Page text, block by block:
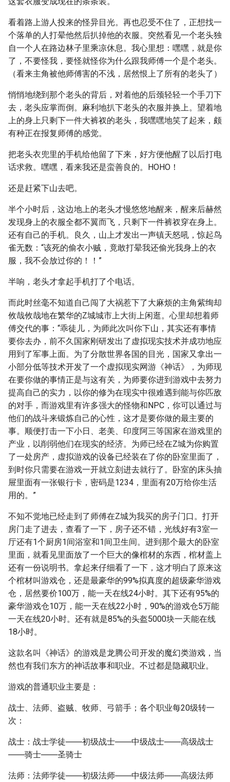
看着路上游人投来的怪异目光。再也忍受不住了，正想找一
个落单的人打晕他然后扒掉他的衣服。突然看见一个老头独
自一个人在路边林子里乘凉休息。我心里想：嘿嘿，就是你
了，不要怪我，要怪就怪你为什么跟我师傅一个是个老头。
（看来主角被他师傅害的不浅，居然恨上了所有的老头了）
悄悄地绕到那个老头的背后，对着他的后颈轻轻一个手刀下
去，老头应掌而倒。麻利地扒下老头的衣服并换上。望着地
上的身上只剩下一件大裤衩的老头，我嘿嘿地笑了起来，颇
有种正在报复师傅的感觉。
把老头衣兜里的手机给他留了下来，好方便他醒了以后打电
话求救。嘿嘿，看来我还是蛮善良的。HOHO！
还是赶紧下山去吧。
半个小时后，这边地上的老头才慢悠悠地醒来，醒来后赫然
发现身上的衣服全都不翼而飞，只剩下一件裤衩穿在身上。
还有自己的手机。良久，山上才发出一声镇天怒吼，惊起鸟
雀无数：“该死的偷衣小贼，竟敢打晕我还偷光我身上的衣
服，我不会放过你的！！”
半响，老头才拿起手机打了个电话。
而此时丝毫不知道自己闯了大祸惹下了大麻烦的主角紫绚却
攸哉攸哉地在繁华的Z城城市上大街上闲逛。心里却想着师
傅交代的事：“乖徒儿，为师此次叫你下山，其实还有事情
要你去办，前不久国家刚研发出了虚拟现实技术并成功地应
用到了军事上面。为了分散世界各国的目光，国家又拿出一
小部分低等技术开发了一个虚拟现实网游《神话》，为师现
在要你做的事情正是与这有关，为师要你进到游戏中去努力
提高自己的实力，以你的修为在现实中很难遇到能与你匹敌
的对手，而游戏里有许多强大的怪物和NPC，你可以通过与
他们的战斗来锻炼自己的心性，这才是要你做的最主要的
事。顺便打击一下小日、老美、印度阿三等国家在游戏里的
产业，以削弱他们在现实的经济。为师已经在Z城为你购置
了一处房产，虚拟游戏的设备已经装在了你的卧室里面了，
到时你只需要在游戏一开就立刻进去就行了。卧室的床头抽
屉里面有一张银行卡，密码是1234，里面有20万给你生活
用的。”
不知不觉地已经走到了师傅在Z城为我买的房子门口。打开
房门走了进去，查看了一下，房子还不错，光线好有3室一
厅还有1个厨房1间浴室和1间卫生间。进到那个最大的卧室
里面，就看见里面放了一个巨大的像棺材的东西，棺材盖上
还有一份说明书。拿起来仔细看了一下，这才明白了原来这
个棺材叫游戏仓，还是最豪华的99%拟真度的超级豪华游戏
仓，居然要价100万，能一天在线24小时。其下还有95%的
豪华游戏仓10万，能一天在线22小时，90%的游戏仓5万能
一天在线20小时。还有就是85%的头盔5000块一天能在线
18小时。
这款名叫《神话》的游戏是龙腾公司开发的魔幻类游戏，当
然也有我们东方的神话故事和职业。不过都是隐藏职业。
游戏的普通职业主要是：
战士、法师、盗贼、牧师、弓箭手；各个职业每20级转一
次：
战士：战士学徒――初级战士――中级战士――高级战士
――骑士――圣骑士
法师：法师学徒――初级法师――中级法师――高级法师